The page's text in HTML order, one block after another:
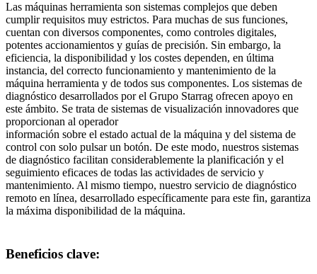
Las máquinas herramienta son sistemas complejos que deben
cumplir requisitos muy estrictos. Para muchas de sus funciones,
cuentan con diversos componentes, como controles digitales,
potentes accionamientos y guías de precisión. Sin embargo, la
eficiencia, la disponibilidad y los costes dependen, en última
instancia, del correcto funcionamiento y mantenimiento de la
máquina herramienta y de todos sus componentes. Los sistemas de
diagnóstico desarrollados por el Grupo Starrag ofrecen apoyo en
este ámbito. Se trata de sistemas de visualización innovadores que
proporcionan al operador
información sobre el estado actual de la máquina y del sistema de
control con solo pulsar un botón. De este modo, nuestros sistemas
de diagnóstico facilitan considerablemente la planificación y el
seguimiento eficaces de todas las actividades de servicio y
mantenimiento. Al mismo tiempo, nuestro servicio de diagnóstico
remoto en línea, desarrollado específicamente para este fin, garantiza
la máxima disponibilidad de la máquina.
Beneficios clave: